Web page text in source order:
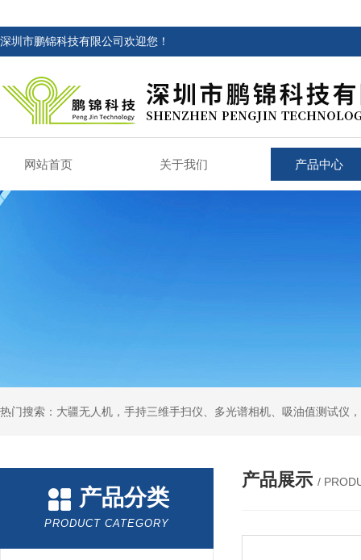
深圳市鹏锦科技有限公司欢迎您！
网站首页 关于我们 产品中心
热门搜索：大疆无人机，手持三维手扫仪、多光谱相机、吸油值测试仪
产品分类
PRODUCT CATEGORY
产品展示 /